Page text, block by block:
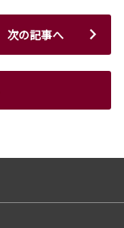
次の記事へ